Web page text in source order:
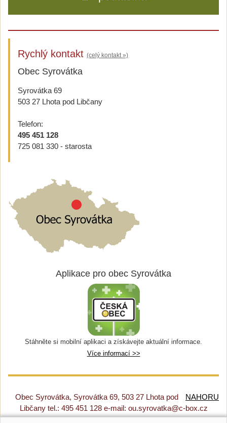
Rychlý kontakt (celý kontakt »)
Obec Syrovátka
Syrovátka 69
503 27 Lhota pod Libčany
Telefon:
495 451 128
725 081 330 - starosta
Aplikace pro obec Syrovátka
Stáhněte si mobilní aplikaci a získávejte aktuální informace.
Více informací >>
NAHORU
Obec Syrovátka, Syrovátka 69, 503 27 Lhota pod
Libčany tel.: 495 451 128 e-mail: ou.syrovatka@c-box.cz